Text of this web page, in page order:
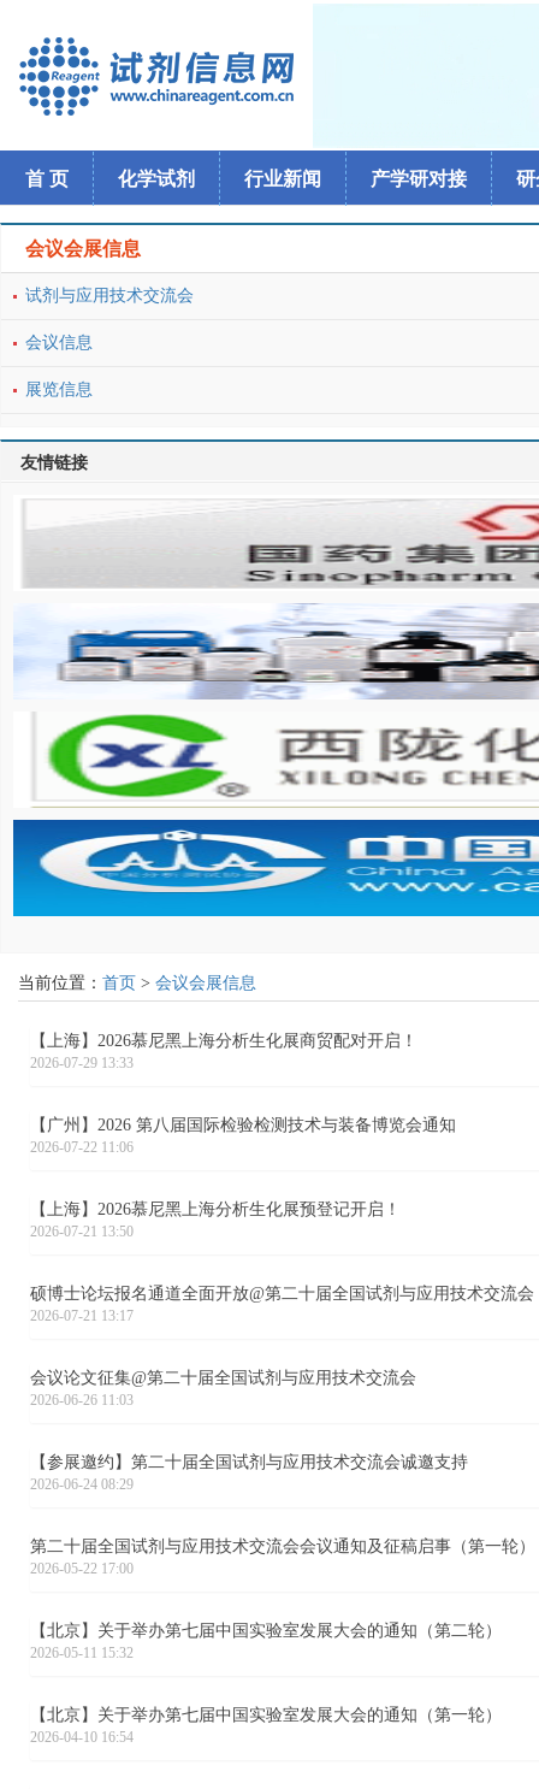
首 页 化学试剂 行业新闻 产学研对接 研
会议会展信息
试剂与应用技术交流会
会议信息
展览信息
友情链接
当前位置： 首页 > 会议会展信息
【上海】2026慕尼黑上海分析生化展商贸配对开启！
2026-07-29 13:33
【广州】2026 第八届国际检验检测技术与装备博览会通知
2026-07-22 11:06
【上海】2026慕尼黑上海分析生化展预登记开启！
2026-07-21 13:50
硕博士论坛报名通道全面开放@第二十届全国试剂与应用技术交流会
2026-07-21 13:17
会议论文征集@第二十届全国试剂与应用技术交流会
2026-06-26 11:03
【参展邀约】第二十届全国试剂与应用技术交流会诚邀支持
2026-06-24 08:29
第二十届全国试剂与应用技术交流会会议通知及征稿启事（第一轮）
2026-05-22 17:00
【北京】关于举办第七届中国实验室发展大会的通知（第二轮）
2026-05-11 15:32
【北京】关于举办第七届中国实验室发展大会的通知（第一轮）
2026-04-10 16:54